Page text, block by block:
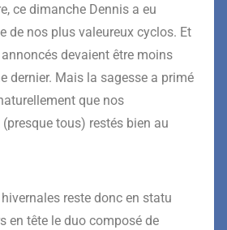
ce dimanche Dennis a eu
de nos plus valeureux cyclos. Et
devaient être moins
dernier. Mais la sagesse a primé
que nos
tous) restés bien au
reste donc en statu
en tête le duo composé de